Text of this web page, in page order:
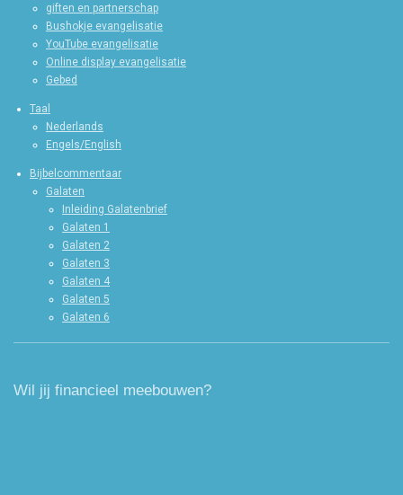
giften en partnerschap
Bushokje evangelisatie
YouTube evangelisatie
Online display evangelisatie
Gebed
Taal
Nederlands
Engels/English
Bijbelcommentaar
Galaten
Inleiding Galatenbrief
Galaten 1
Galaten 2
Galaten 3
Galaten 4
Galaten 5
Galaten 6
Wil jij financieel meebouwen?